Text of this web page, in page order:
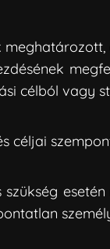
célból vagy
céljai